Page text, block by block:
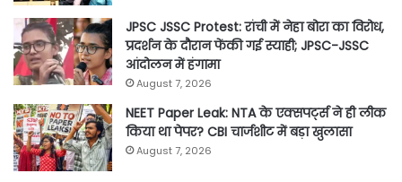
JPSC JSSC Protest: रांची में नेहा बोरा का विरोध,
प्रदर्शन के दौरान फेंकी गई स्याही; JPSC-JSSC
आंदोलन में हंगामा
August 7, 2026
NEET Paper Leak: NTA के एक्सपर्ट्स ने ही लीक
किया था पेपर? CBI चार्जशीट में बड़ा खुलासा
August 7, 2026